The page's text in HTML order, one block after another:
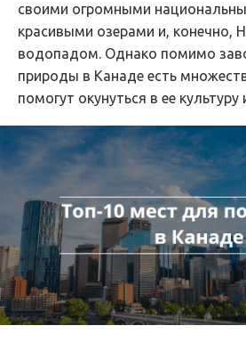
своими огромными
красивыми озерами и, конечно,
водопадом. Однако помимо
природы в Канаде есть
помогут окунуться в ее